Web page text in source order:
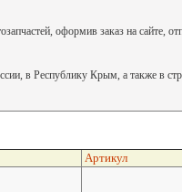
оформив заказ на сайте,
в Республику Крым, а также в
Артикул